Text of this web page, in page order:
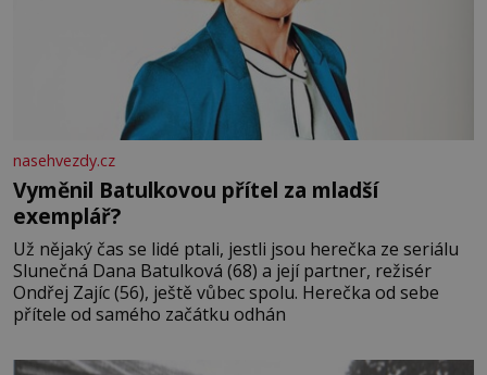
nasehvezdy.cz
Vyměnil Batulkovou přítel za mladší
exemplář?
Už nějaký čas se lidé ptali, jestli jsou herečka ze seriálu
Slunečná Dana Batulková (68) a její partner, režisér
Ondřej Zajíc (56), ještě vůbec spolu. Herečka od sebe
přítele od samého začátku odhán